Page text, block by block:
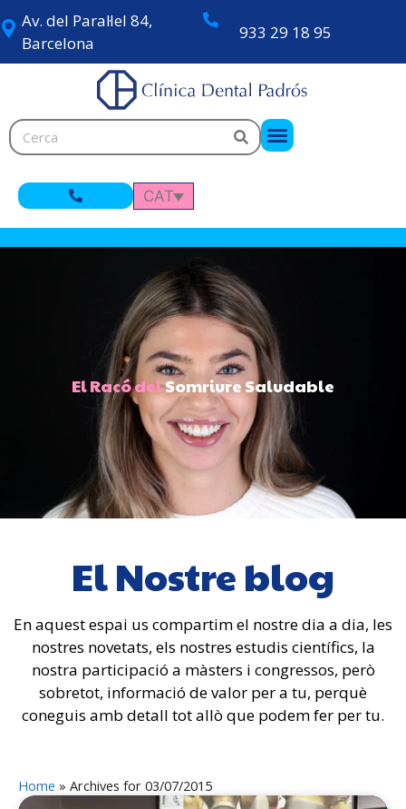
Av. del Paral·lel 84,
Barcelona
933 29 18 95
CAT
El Racó delSomriure Saludable
El Nostre blog
En aquest espai us compartim el nostre dia a dia, les
nostres novetats, els nostres estudis científics, la
nostra participació a màsters i congressos, però
sobretot, informació de valor per a tu, perquè
coneguis amb detall tot allò que podem fer per tu.
Home » Archives for 03/07/2015